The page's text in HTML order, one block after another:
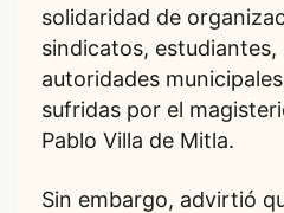
solidaridad de
sindicatos,
autoridades
sufridas por el
Pablo Villa de Mitla.
Sin embargo, advirtió